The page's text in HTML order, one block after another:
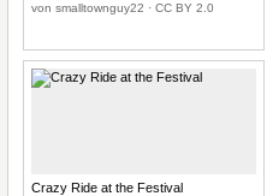
von smalltownguy22 · CC BY 2.0
Crazy Ride at the Festival